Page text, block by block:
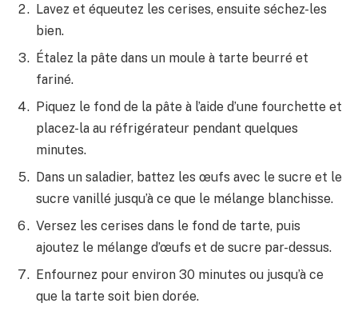
Lavez et équeutez les cerises, ensuite séchez-les
bien.
Étalez la pâte dans un moule à tarte beurré et
fariné.
Piquez le fond de la pâte à l’aide d’une fourchette et
placez-la au réfrigérateur pendant quelques
minutes.
Dans un saladier, battez les œufs avec le sucre et le
sucre vanillé jusqu’à ce que le mélange blanchisse.
Versez les cerises dans le fond de tarte, puis
ajoutez le mélange d’œufs et de sucre par-dessus.
Enfournez pour environ 30 minutes ou jusqu’à ce
que la tarte soit bien dorée.